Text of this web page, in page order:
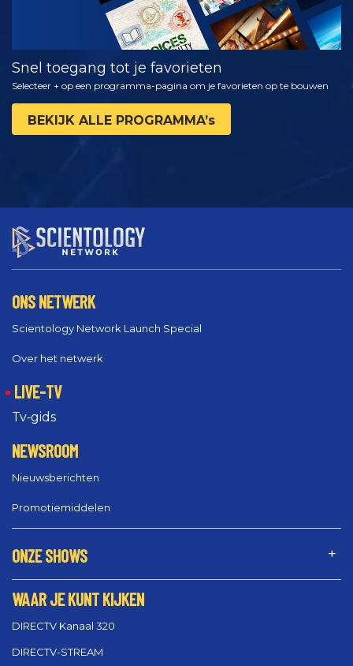
Snel toegang tot je favorieten
Selecteer + op een programma-pagina om je favorieten op te bouwen
BEKIJK ALLE PROGRAMMA’s
ONS NETWERK
Scientology Network Launch Special
Over het netwerk
LIVE-TV
Tv‑gids
NEWSROOM
Nieuwsberichten
Promotiemiddelen
ONZE SHOWS
WAAR JE KUNT KIJKEN
DIRECTV Kanaal 320
DIRECTV-STREAM